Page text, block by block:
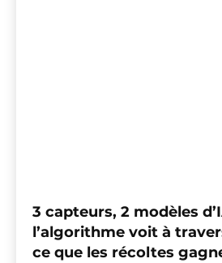
3 capteurs, 2 modèles
l’algorithme voit à
ce que les récoltes